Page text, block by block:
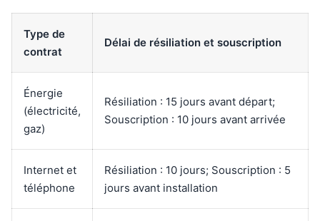
Type de
contrat
Délai de résiliation et souscription
Énergie
(électricité,
gaz)
Résiliation : 15 jours avant départ;
Souscription : 10 jours avant arrivée
Internet et
téléphone
Résiliation : 10 jours; Souscription : 5
jours avant installation